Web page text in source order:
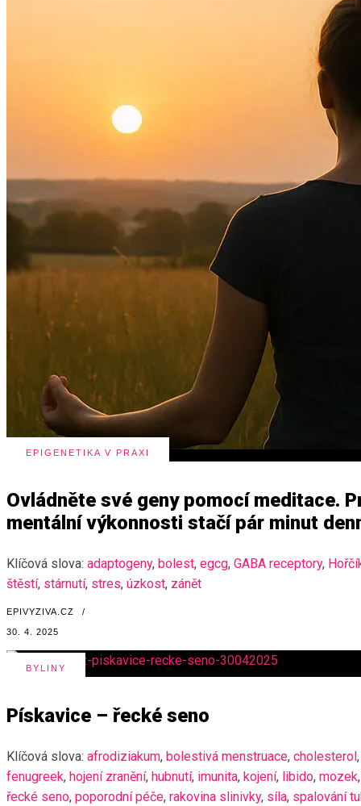
EPIGENETIKA V PRAXI
Ovládněte své geny pomocí meditace.
mentální výkonnosti stačí pár minut
Klíčová slova: adaptogeny, bolest, egcg, GABA receptory,
štěstí, stárnutí, stres, úzkost, zánět
EPIVYZIVA.CZ /
30. 4. 2025
BYLINY
Pískavice – řecké seno
Klíčová slova: afrodiziakum, bolestivá menstruace, cholesterol,
fenugreek, hojení zranění, hubnutí, imunita, kojení, libido, mozek,
řecké seno, poporodní péče, rakovina slinivky, síla, spalování